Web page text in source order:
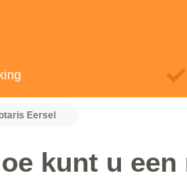
Eersel
kunt u